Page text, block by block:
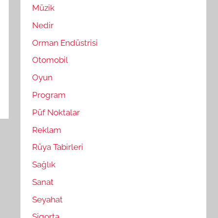
Müzik
Nedir
Orman Endüstrisi
Otomobil
Oyun
Program
Püf Noktalar
Reklam
Rüya Tabirleri
Sağlık
Sanat
Seyahat